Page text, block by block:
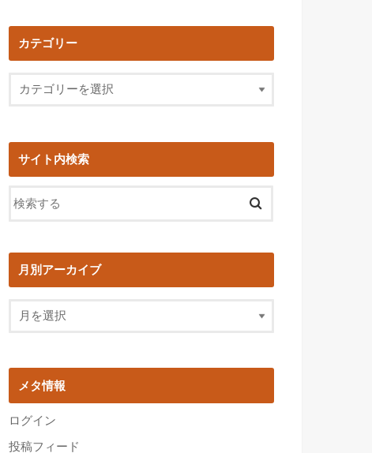
カテゴリー
サイト内検索
月別アーカイブ
メタ情報
ログイン
投稿フィード